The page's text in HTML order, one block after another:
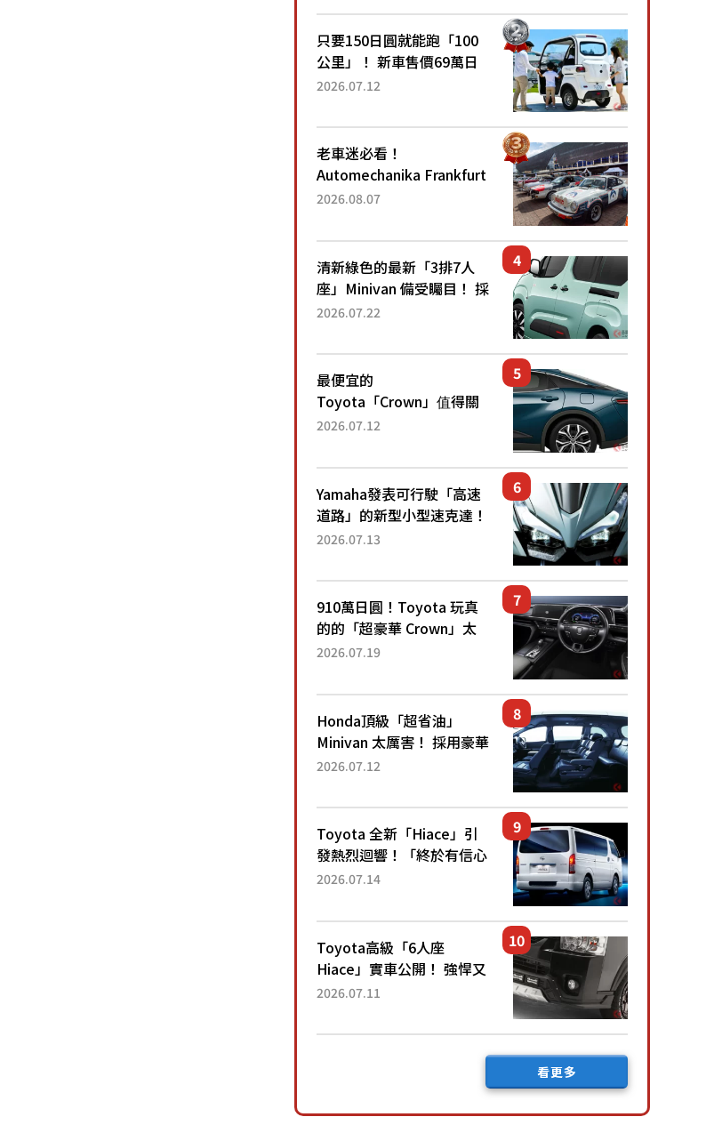
已陸續開始出口的新款
「B...
只要150日圓就能跑「100
公里」！ 新車售價69萬日
圓的「3人座」Trike大受歡
為何能迅速熱賣？
2026.07.12
老車迷必看！
Automechanika Frankfurt
2026擴大經典車專區 1954
2026.08.07
清新綠色的最新「3排7人
座」Minivan 備受矚目！ 採
用全長4.7公尺剛剛好的車
還推出467萬元日圓起的5
人座版...
2026.07.22
最便宜的
Toyota「Crown」值得關
注！ 搭載4WD、每公升
眼！ 配備豐富、超越售價
水準，堪稱高CP值代表的
「...
2026.07.12
Yamaha發表可行駛「高速
道路」的新型小型速克達！
搭載能享受超強勁「渦輪
高階「Super Sport」車款
相同的...
2026.07.13
910萬日圓！Toyota 玩真
的的「超豪華 Crown」太
厲害了！採用由「匠人技
運動化「底盤設定」！還配
備專屬豪華...
2026.07.19
Honda頂級「超省油」
Minivan 太厲害！ 採用豪華
「真皮座椅」與專屬「黑色
公里，兼具優異節能表現與
舒適「三...
2026.07.12
Toyota 全新「Hiace」引
發熱烈迴響！「終於有信心
下訂了！」「哪個等級交車
後竟然還要等「超過半年」
才能交車？...
2026.07.14
Toyota高級「6人座
Hiace」實車公開！ 強悍又
充滿魄力的「全黑設計」搭
Premium打造的「限定
2026.07.11
看更多